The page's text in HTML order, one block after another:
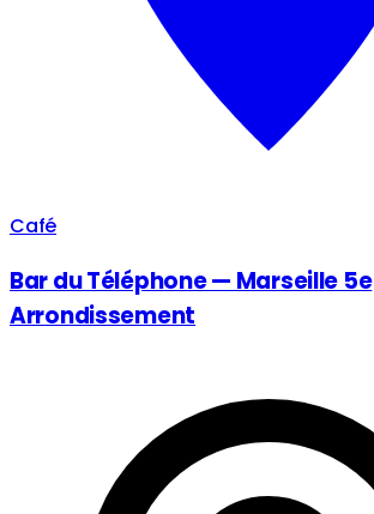
Café
Bar du Téléphone — Marseille 5e
Arrondissement